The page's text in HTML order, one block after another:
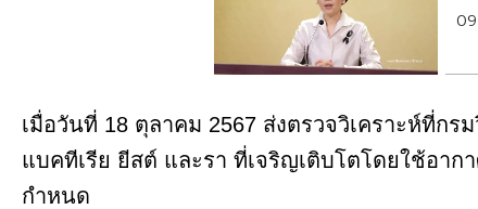
เมื่อวันที่ 18 ตุลาคม 2567 ส่งตรวจวิเคราะห์ที่ก
แบคทีเรีย ยีสต์ และรา ที่เจริญเติบโตโดยใช้อาก
กำหนด